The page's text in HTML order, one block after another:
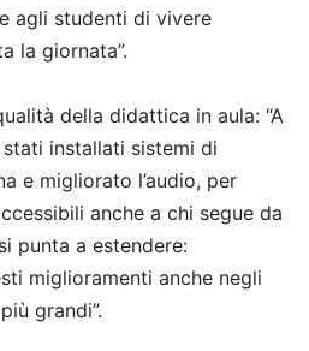
agli studenti di vivere
la giornata”.
della didattica in aula: “A
installati sistemi di
e migliorato l’audio, per
anche a chi segue da
punta a estendere:
miglioramenti anche negli
grandi”.